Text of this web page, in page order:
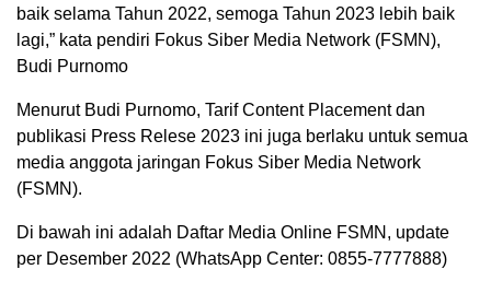
baik selama Tahun 2022, semoga Tahun 2023 lebih baik
lagi,” kata pendiri Fokus Siber Media Network (FSMN),
Budi Purnomo
Menurut Budi Purnomo, Tarif Content Placement dan
publikasi Press Relese 2023 ini juga berlaku untuk semua
media anggota jaringan Fokus Siber Media Network
(FSMN).
Di bawah ini adalah Daftar Media Online FSMN, update
per Desember 2022 (WhatsApp Center: 0855-7777888)